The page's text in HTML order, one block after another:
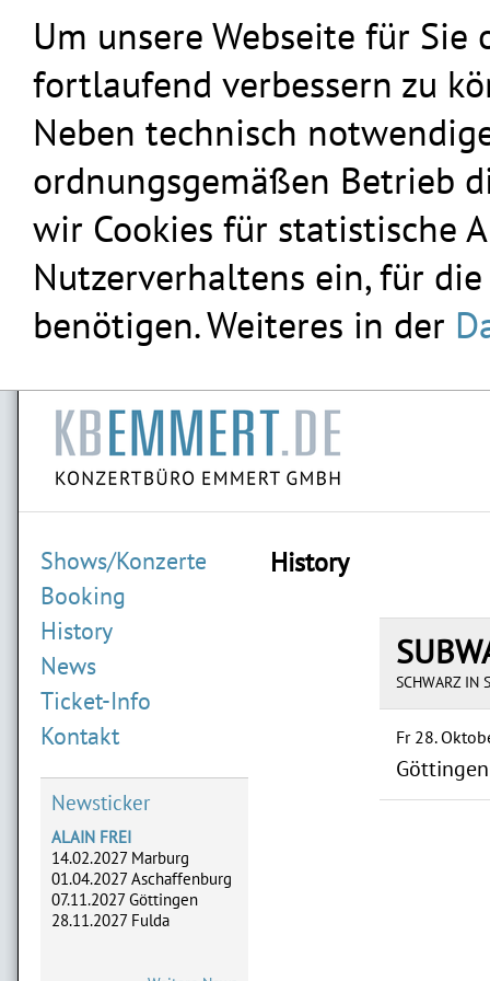
Um unsere Webseite für
fortlaufend verbessern zu
Neben technisch
ordnungsgemäßen Betrieb
wir Cookies für statistische
Nutzerverhaltens ein, für
benötigen. Weiteres in der
Shows/Konzerte
Booking
History
News
Ticket-Info
Kontakt
Newsticker
ALAIN FREI
14.02.2027 Marburg
01.04.2027 Aschaffenburg
07.11.2027 Göttingen
28.11.2027 Fulda
History
SCHWARZ IN
Fr 28.